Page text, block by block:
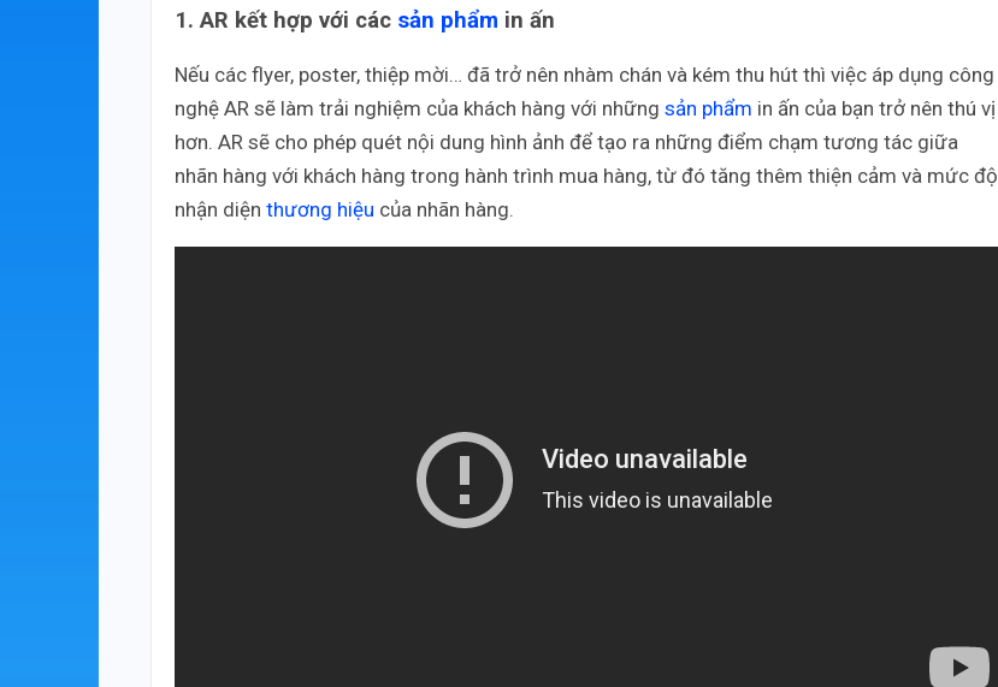
1. AR kết hợp với các sản phẩm in ấn
Nếu các flyer, poster, thiệp mời… đã trở nên nhàm chán và kém thu hút thì việc áp dụng công
nghệ AR sẽ làm trải nghiệm của khách hàng với những sản phẩm in ấn của bạn trở nên thú vị
hơn. AR sẽ cho phép quét nội dung hình ảnh để tạo ra những điểm chạm tương tác giữa
nhãn hàng với khách hàng trong hành trình mua hàng, từ đó tăng thêm thiện cảm và mức độ
nhận diện thương hiệu của nhãn hàng.